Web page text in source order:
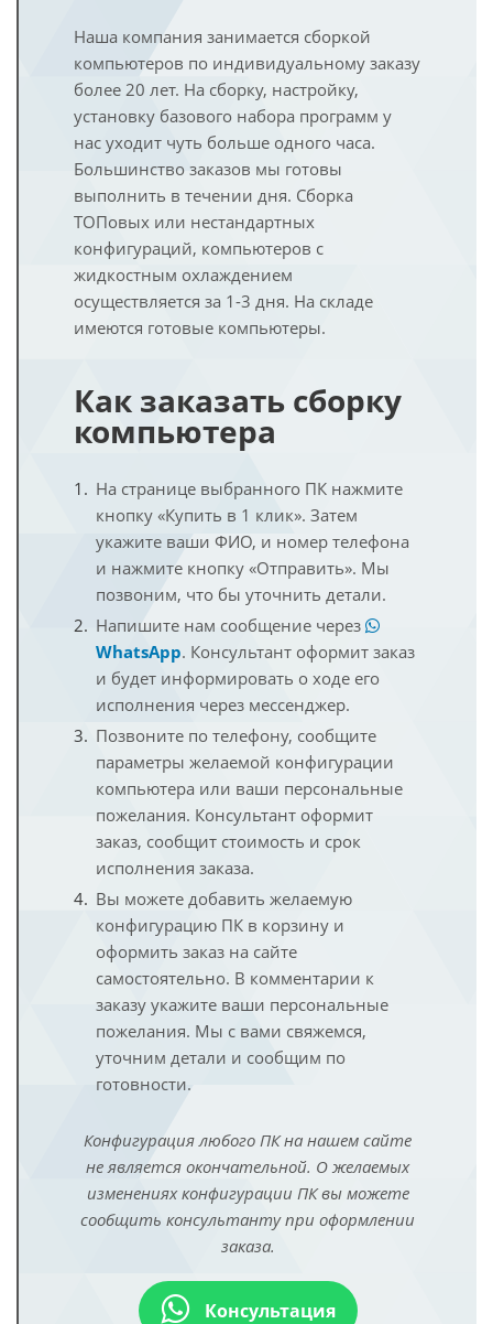
Наша компания занимается сборкой
компьютеров по индивидуальному заказу
более 20 лет. На сборку, настройку,
установку базового набора программ у
нас уходит чуть больше одного часа.
Большинство заказов мы готовы
выполнить в течении дня. Сборка
ТОПовых или нестандартных
конфигураций, компьютеров с
жидкостным охлаждением
осуществляется за 1-3 дня. На складе
имеются готовые компьютеры.
Как заказать сборку
компьютера
На странице выбранного ПК нажмите
кнопку «Купить в 1 клик». Затем
укажите ваши ФИО, и номер телефона
и нажмите кнопку «Отправить». Мы
позвоним, что бы уточнить детали.
Напишите нам сообщение через
WhatsApp. Консультант оформит заказ
и будет информировать о ходе его
исполнения через мессенджер.
Позвоните по телефону, сообщите
параметры желаемой конфигурации
компьютера или ваши персональные
пожелания. Консультант оформит
заказ, сообщит стоимость и срок
исполнения заказа.
Вы можете добавить желаемую
конфигурацию ПК в корзину и
оформить заказ на сайте
самостоятельно. В комментарии к
заказу укажите ваши персональные
пожелания. Мы с вами свяжемся,
уточним детали и сообщим по
готовности.
Конфигурация любого ПК на нашем сайте
не является окончательной. О желаемых
изменениях конфигурации ПК вы можете
сообщить консультанту при оформлении
заказа.
Консультация